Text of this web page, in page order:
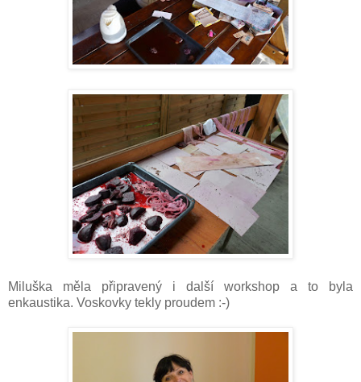
Miluška měla připravený i další workshop a to byla
enkaustika. Voskovky tekly proudem :-)